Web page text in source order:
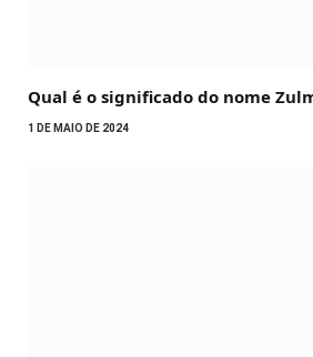
Qual é o significado do nome
1 DE MAIO DE 2024